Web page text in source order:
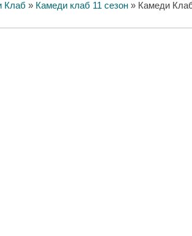
Клаб » Камеди клаб 11 сезон » Камеди